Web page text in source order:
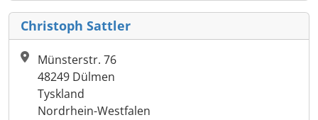
Christoph Sattler
Münsterstr. 76
48249 Dülmen
Tyskland
Nordrhein-Westfalen